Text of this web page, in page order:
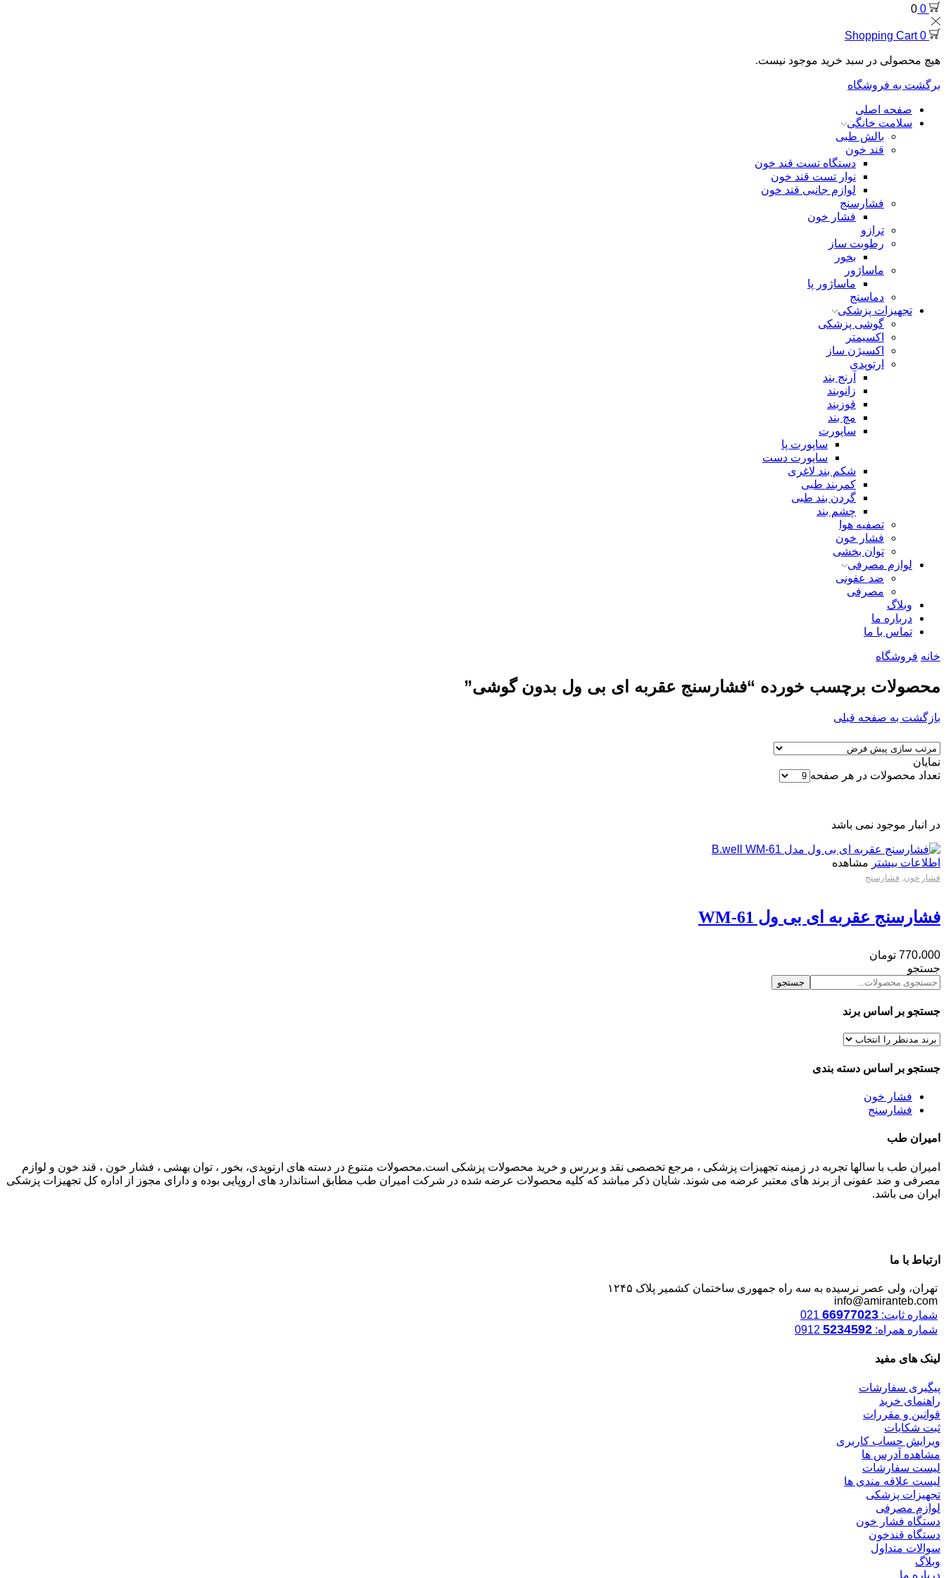
0
0
0
Shopping Cart
هیچ محصولی در سبد خرید موجود نیست.
برگشت به فروشگاه
صفحه اصلی
سلامت خانگی
بالش طبی
قند خون
دستگاه تست قند خون
نوار تست قند خون
لوازم جانبی قند خون
فشارسنج
فشار خون
ترازو
رطوبت ساز
بخور
ماساژور
ماساژور پا
دماسنج
تجهیزات پزشکی
گوشی پزشکی
اکسیمتر
اکسیژن ساز
ارتوپدی
آرنج بند
زانوبند
قوزبند
مچ بند
ساپورت
ساپورت پا
ساپورت دست
شکم بند لاغری
کمربند طبی
گردن بند طبی
چشم بند
تصفیه هوا
فشار خون
توان بخشی
لوازم مصرفی
ضد عفونی
مصرفی
وبلاگ
درباره ما
تماس با ما
خانه فروشگاه
محصولات برچسب خورده “فشارسنج عقربه ای بی ول بدون گوشی”
بازگشت به صفحه قبلی
نمایان
تعداد محصولات در هر صفحه
در انبار موجود نمی باشد
اطلاعات بیشتر مشاهده
فشار خون, فشارسنج
فشارسنج عقربه ای بی ول WM-61
770،000 تومان
جستجو
جستجو
جستجو بر اساس برند
جستجو بر اساس دسته بندی
فشار خون
فشارسنج
امیران طب
امیران طب با سالها تجربه در زمینه تجهیزات پزشکی ، مرجع تخصصی نقد و بررس و خرید محصولات پزشکی است.محصولات متنوع در دسته های ارتوپدی، بخور ، توان بهشی ، فشار خون ، قند خون و لوازم
مصرفی و ضد عفونی از برند های معتبر عرضه می شوند. شایان ذکر مباشد که کلیه محصولات عرضه شده در شرکت امیران طب مطابق استاندارد های اروپایی بوده و دارای مجوز از اداره کل تجهیزات پزشکی
ایران می باشد.
ارتباط با ما
تهران، ولی عصر نرسیده به سه راه جمهوری ساختمان کشمیر پلاک ۱۲۴۵
info@amiranteb.com
شماره ثابت: 66977023
شماره همراه: 5234592
لینک های مفید
پیگیری سفارشات
راهنمای خرید
قوانین و مقررات
ثبت شکایات
ویرایش حساب کاربری
مشاهده آدرس ها
لیست سفارشات
لیست علاقه مندی ها
تجهیزات پزشکی
لوازم مصرفی
دستگاه فشار خون
دستگاه قندخون
سوالات متداول
وبلاگ
درباره ما